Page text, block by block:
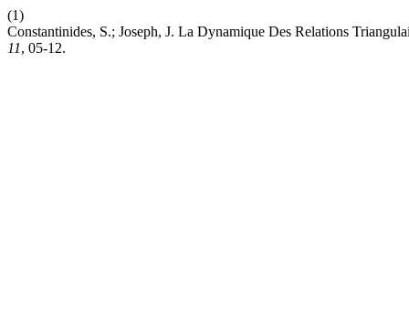
(1)
Constantinides, S.; Joseph, J. La Dynamique Des Relations
11, 05-12.